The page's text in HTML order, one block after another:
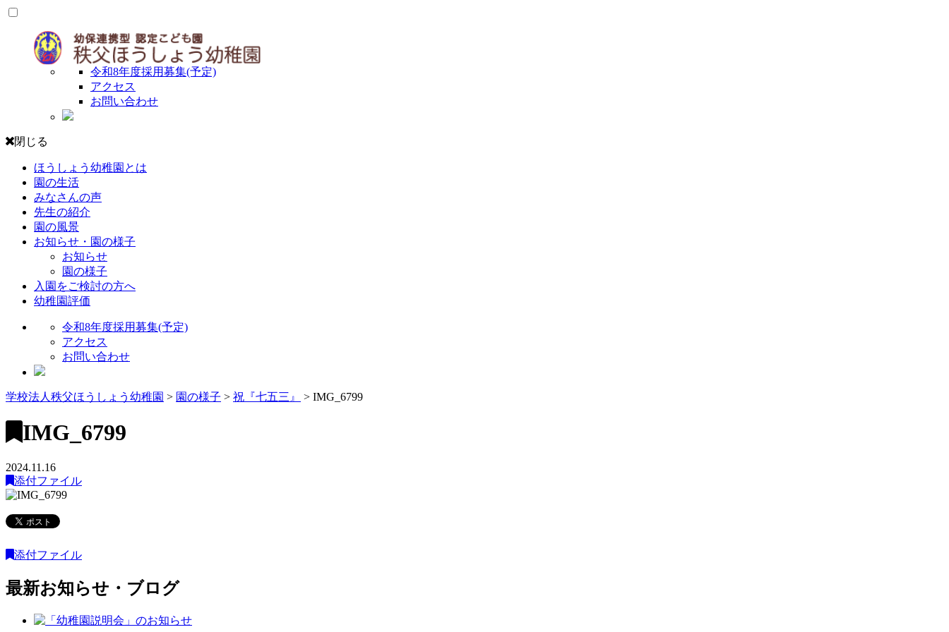
令和8年度採用募集(予定)
アクセス
お問い合わせ
閉じる
ほうしょう幼稚園とは
園の生活
みなさんの声
先生の紹介
園の風景
お知らせ・園の様子
お知らせ
園の様子
入園をご検討の方へ
幼稚園評価
令和8年度採用募集(予定)
アクセス
お問い合わせ
学校法人秩父ほうしょう幼稚園 > 園の様子 > 祝『七五三』 > IMG_6799
IMG_6799
2024.11.16
添付ファイル
添付ファイル
最新お知らせ・ブログ